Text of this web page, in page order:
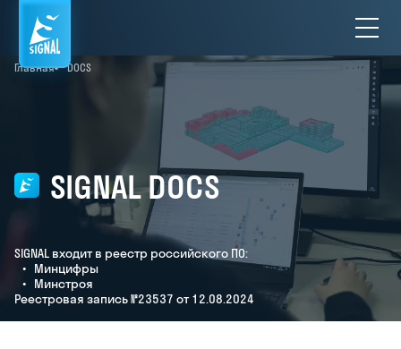
Главная DOCS
SIGNAL DOCS
SIGNAL входит в реестр российского ПО:
• Минцифры
• Минстроя
Реестровая запись №23537 от 12.08.2024